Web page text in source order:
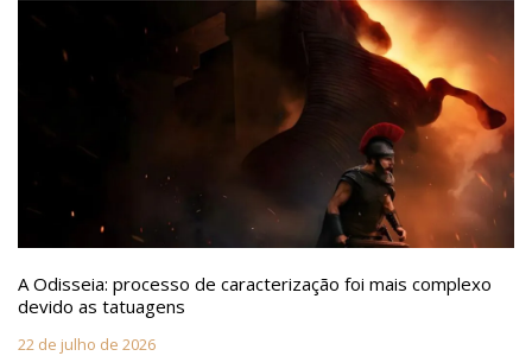
A Odisseia: processo de caracterização foi mais complexo
devido as tatuagens
22 de julho de 2026